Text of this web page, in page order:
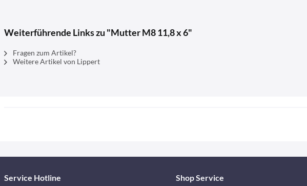
Weiterführende Links zu "Mutter M8 11,8 x 6"
Fragen zum Artikel?
Weitere Artikel von Lippert
Service Hotline Shop Service